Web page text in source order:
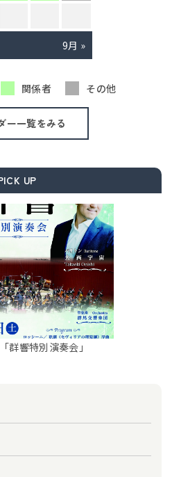
9月 »
関係者 その他
ー一覧をみる
UP
群響特別演奏会」